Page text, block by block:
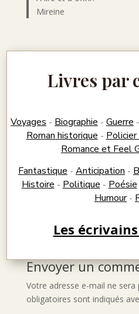
Mireine
Livres par
Voyages - Biographie - Guerre -
Roman historique -
Romance et Feel
Fantastique - Anticipation -
Histoire - Politique - Poésie
Humour-
Les
Envoyer un
Votre adresse e-mail ne sera
obligatoires sont indiqués